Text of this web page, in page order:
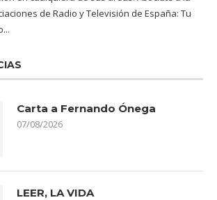
de Radio y Televisión de España: Tu
Carta a Fernando Ónega
07/08/2026
LEER, LA VIDA